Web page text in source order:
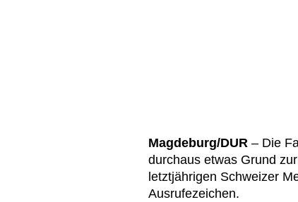
Magdeburg/DUR – Die
durchaus etwas Grund
letztjährigen Schweizer
Ausrufezeichen.